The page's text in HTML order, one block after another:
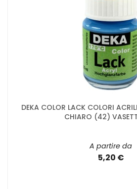
DEKA COLOR LACK COLORI
CHIARO (42)
A partire da
5,20 €